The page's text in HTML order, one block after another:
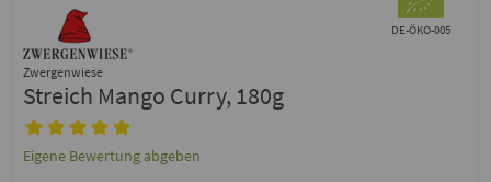
DE-ÖKO-005
Zwergenwiese
Streich Mango Curry, 180g
Eigene Bewertung abgeben